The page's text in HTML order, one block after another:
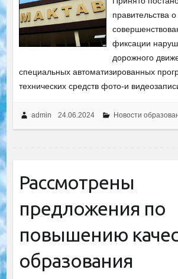
правительства
фиксации
дорожного
специальных автоматизированных
технических средств фото-и
admin 24.06.2024 Новости
Рассмотрены
предложения по
повышению
образования